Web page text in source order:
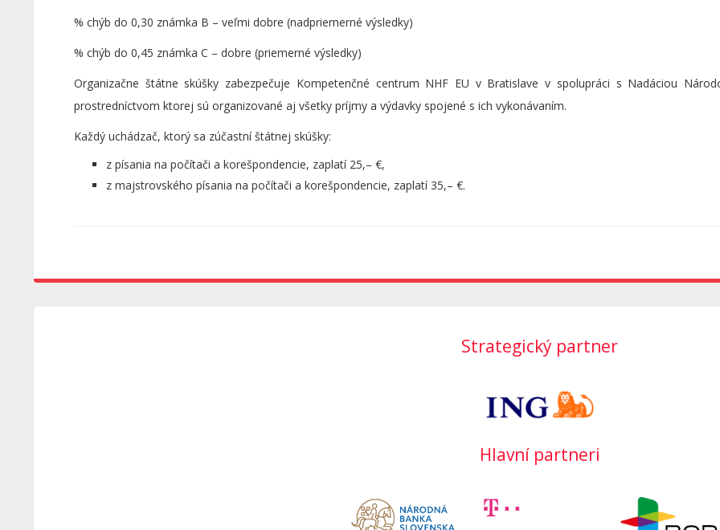
% chýb do 0,30 známka B – veľmi dobre (nadpriemerné výsledky)
% chýb do 0,45 známka C – dobre (priemerné výsledky)
Organizačne štátne skúšky zabezpečuje Kompetenčné centrum NHF EU v Bratislave v spolupráci s Nadáciou
prostredníctvom ktorej sú organizované aj všetky príjmy a výdavky spojené s ich vykonávaním.
Každý uchádzač, ktorý sa zúčastní štátnej skúšky:
z písania na počítači a korešpondencie, zaplatí 25,– €,
z majstrovského písania na počítači a korešpondencie, zaplatí 35,– €.
Strategický partner
Hlavní partneri